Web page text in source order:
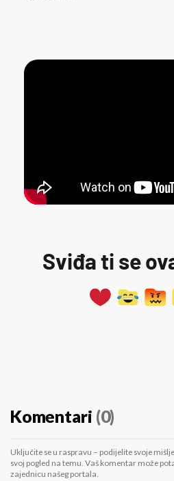
Sviđa ti se
Komentari (0)
Uključite se u raspravu – podijelite svoje
svoj pogled na temu. Vaš komentar može
zajednicu našeg portala.